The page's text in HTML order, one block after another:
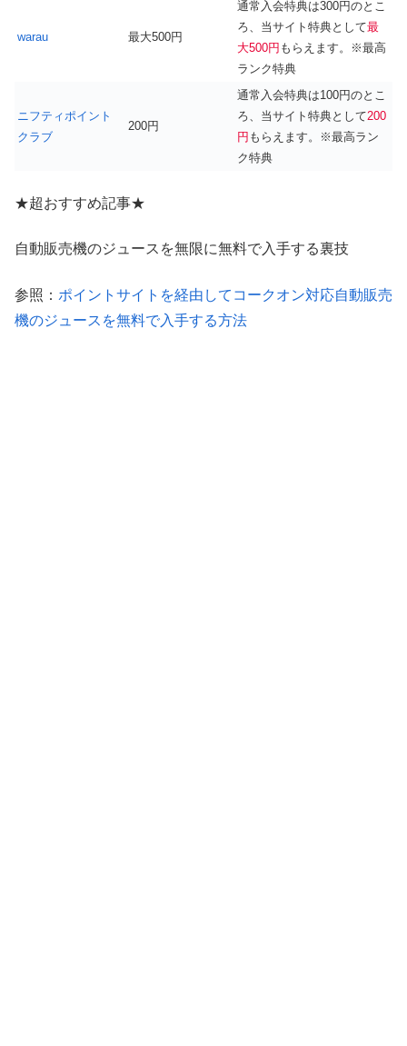
warau 最大500円
通常入会特典は300円のとこ
ろ、当サイト特典として最
大500円 もらえます。※最高
ランク特典
ニフティポイント
クラブ
200円
通常入会特典は100円のとこ
ろ、当サイト特典として200
円 もらえます。※最高ラン
ク特典
★超おすすめ記事★
自動販売機のジュースを無限に無料で入手する裏技
参照： ポイントサイトを経由してコークオン対応自動販売
機のジュースを無料で入手する方法